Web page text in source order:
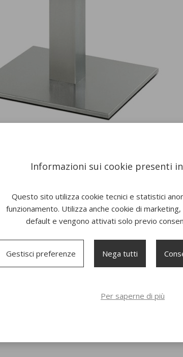
Informazioni sui cookie presenti
Questo sito utilizza cookie tecnici e statistici
funzionamento. Utilizza anche cookie di
default e vengono attivati solo previo
Gestisci preferenze Nega tutti
Per saperne di più